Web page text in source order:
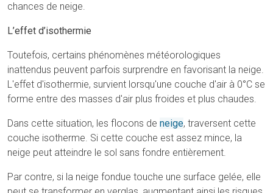
chances de neige.
L’effet d’isothermie
Toutefois, certains phénomènes météorologiques
inattendus peuvent parfois surprendre en favorisant la neige.
L'effet d'isothermie, survient lorsqu'une couche d'air à 0°C se
forme entre des masses d'air plus froides et plus chaudes.
Dans cette situation, les flocons de neige, traversent cette
couche isotherme. Si cette couche est assez mince, la
neige peut atteindre le sol sans fondre entièrement.
Par contre, si la neige fondue touche une surface gelée, elle